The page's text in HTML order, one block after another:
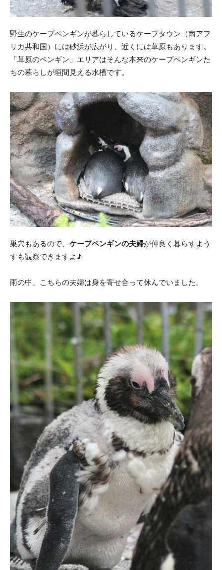
野生のケープペンギンが暮らしているケープタウン（南アフ
リカ共和国）には砂浜が広がり、近くには草原もあります。
「草原のペンギン」エリアはそんな本来のケープペンギンた
ちの暮らしが垣間見える水槽です。
巣穴もあるので、 ケープペンギンの夫婦が仲良く暮らすよう
すも観察できますよ♪
雨の中、こちらの夫婦は身を寄せ合って休んでいました。